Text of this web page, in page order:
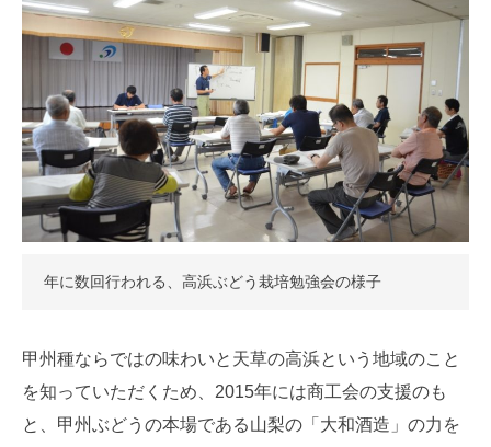
年に数回行われる、高浜ぶどう栽培勉強会の様子
甲州種ならではの味わいと天草の高浜という地域のこと
を知っていただくため、2015年には商工会の支援のも
と、甲州ぶどうの本場である山梨の「大和酒造」の力を